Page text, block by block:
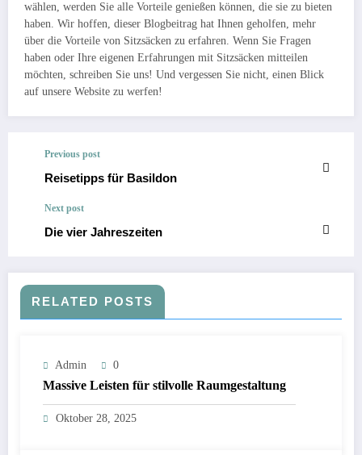
wählen, werden Sie alle Vorteile genießen können, die sie zu bieten
haben. Wir hoffen, dieser Blogbeitrag hat Ihnen geholfen, mehr
über die Vorteile von Sitzsäcken zu erfahren. Wenn Sie Fragen
haben oder Ihre eigenen Erfahrungen mit Sitzsäcken mitteilen
möchten, schreiben Sie uns! Und vergessen Sie nicht, einen Blick
auf unsere Website zu werfen!
Previous post
Reisetipps für Basildon
Next post
Die vier Jahreszeiten
RELATED POSTS
Admin 0
Massive Leisten für stilvolle Raumgestaltung
Oktober 28, 2025